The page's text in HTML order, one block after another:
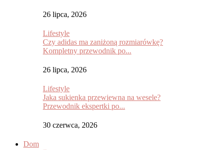
26 lipca, 2026
Lifestyle
Czy adidas ma zaniżoną rozmiarówkę?
Kompletny przewodnik po...
26 lipca, 2026
Lifestyle
Jaka sukienka przewiewna na wesele?
Przewodnik ekspertki po...
30 czerwca, 2026
Dom